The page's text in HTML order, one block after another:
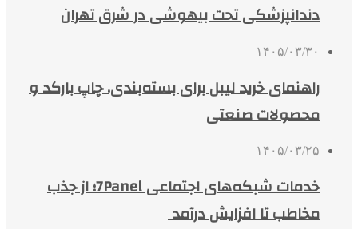
دندانپزشکی تحت بیهوشی در شرق تهران
۱۴۰۵/۰۳/۳۰
راهنمای خرید لیبل برای بسته‌بندی، چاپ بارکد و
محصولات صنعتی
۱۴۰۵/۰۳/۲۵
خدمات شبکه‌های اجتماعی 7Panel؛ از جذب
مخاطب تا افزایش درآمد